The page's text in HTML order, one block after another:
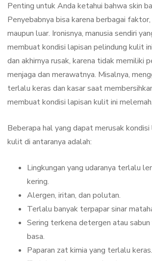
Penting untuk Anda ketahui bahwa skin
Penyebabnya bisa karena berbagai
maupun luar. Ironisnya, manusia sendiri
membuat kondisi lapisan pelindung kulit
dan akhirnya rusak, karena tidak memiliki
menjaga dan merawatnya. Misalnya,
terlalu keras dan kasar saat
membuat kondisi lapisan kulit ini melemah.
Beberapa hal yang dapat merusak
kulit di antaranya adalah:
Lingkungan yang udaranya terlalu
kering.
Alergen, iritan, dan polutan.
Terlalu banyak terpapar sinar
Sering terkena detergen atau
basa.
Paparan zat kimia yang terlalu keras.